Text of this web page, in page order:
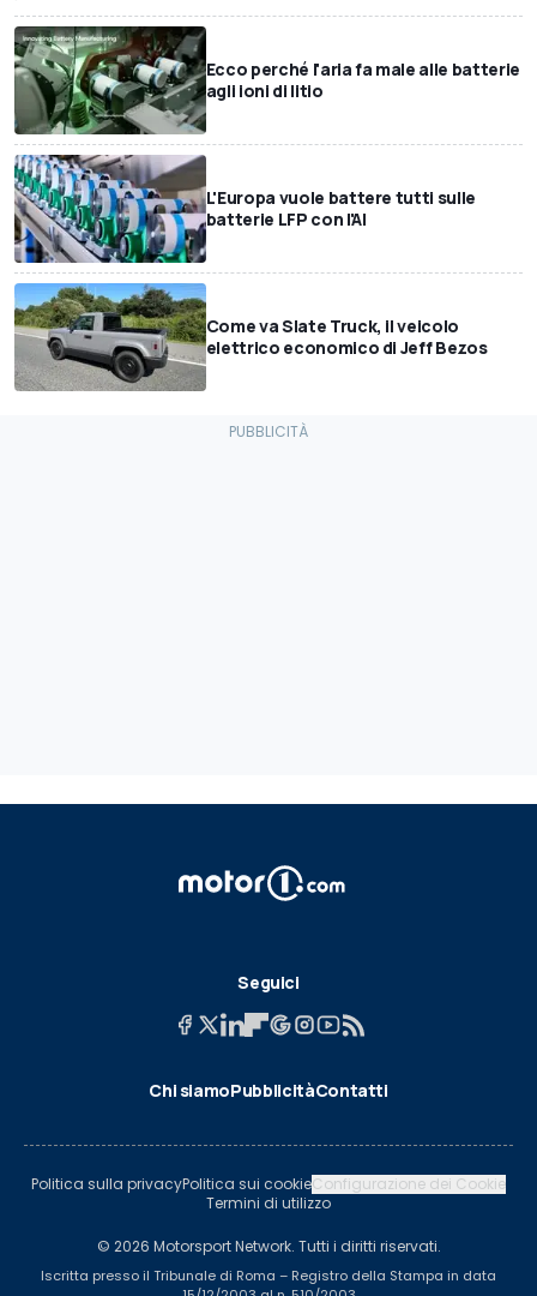
Ecco perché l'aria fa male alle batterie
agli ioni di litio
L'Europa vuole battere tutti sulle
batterie LFP con l'AI
Come va Slate Truck, il veicolo
elettrico economico di Jeff Bezos
Seguici
Chi siamoPubblicitàContatti
Politica sulla privacyPolitica sui cookieConfigurazione dei Cookie
Termini di utilizzo
© 2026 Motorsport Network. Tutti i diritti riservati.
Iscritta presso il Tribunale di Roma – Registro della Stampa in data